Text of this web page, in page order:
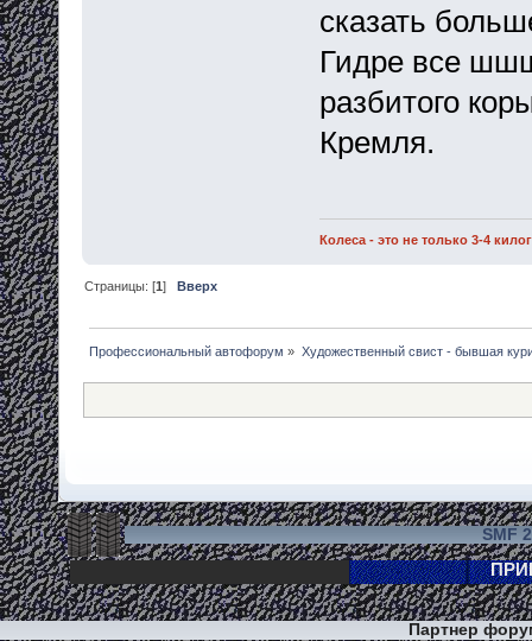
сказать
Гидре все
разбитого
Кремля.
Колеса - это не только 3-4
Страницы: [1] Вверх
Профессиональный автофорум » Художественный свист - бывшая
SMF
Партнер